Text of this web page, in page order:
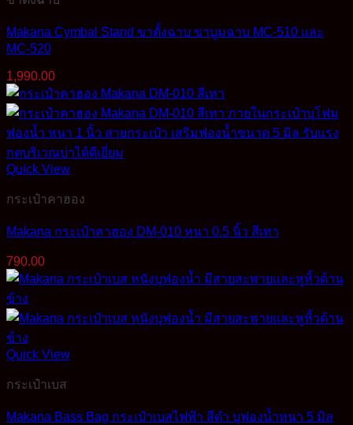
Makana Cymbal Stand ขาตั้งฉาบ ขาบูมฉาบ MC-510 และ
MC-520
1,990.00
Quick View
กระเป๋าคาฮอง
Makana กระเป๋าคาฮอง DM-010 หนา 0.5 นิ้ว สีเทา
790.00
Quick View
กระเป๋าเบส
Makana Bass Bag กระเป๋าเบสไฟฟ้า สีดำ บุฟองน้ำหนา 5 มิล